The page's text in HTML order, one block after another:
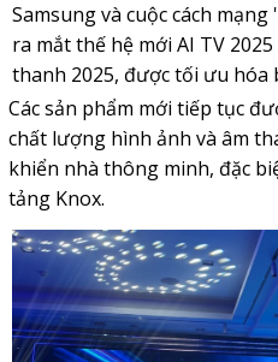
Samsung và cuộc cách
ra mắt thế hệ mới AI TV 2025
thanh 2025, được tối ưu hóa
Các sản phẩm mới tiếp tục
chất lượng hình ảnh và âm
khiển nhà thông minh, đặc
tảng Knox.